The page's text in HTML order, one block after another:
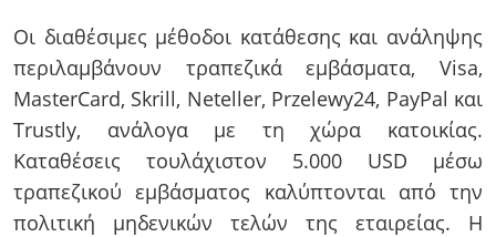
Οι διαθέσιμες μέθοδοι κατάθεσης και ανάληψης
περιλαμβάνουν τραπεζικά εμβάσματα, Visa,
MasterCard, Skrill, Neteller, Przelewy24, PayPal και
Trustly, ανάλογα με τη χώρα κατοικίας.
Καταθέσεις τουλάχιστον 5.000 USD μέσω
τραπεζικού εμβάσματος καλύπτονται από την
πολιτική μηδενικών τελών της εταιρείας. Η